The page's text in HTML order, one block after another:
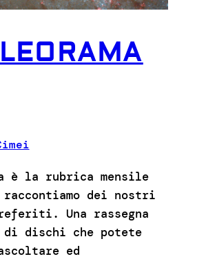
è la rubrica mensile
dei nostri
Una rassegna
di dischi che potete
ed